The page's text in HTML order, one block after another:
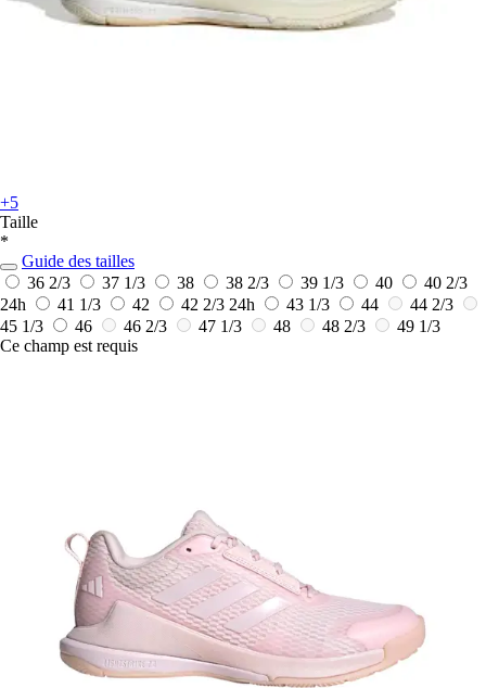
+5
Taille
*
Guide des tailles
36 2/3
37 1/3 38 38 2/3 39 1/3 40
40 2/3
24h
41 1/3 42 42 2/3 24h 43 1/3 44
44 2/3
45 1/3
46 46 2/3 47 1/3 48 48 2/3
49 1/3
Ce champ est requis